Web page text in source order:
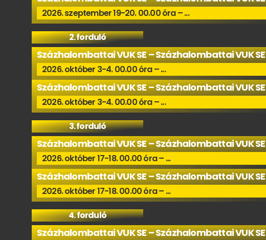
2026. szeptember 19-20. 00.00 óra – ...
2. forduló
Százhalombattai VUK SE – Százhalombattai VUK SE
2026. október 3-4. 00.00 óra – ...
Százhalombattai VUK SE – Százhalombattai VUK SE
2026. október 3-4. 00.00 óra – ...
3. forduló
Százhalombattai VUK SE – Százhalombattai VUK SE
2026. október 17-18. 00.00 óra – ...
Százhalombattai VUK SE – Százhalombattai VUK SE
2026. október 17-18. 00.00 óra – ...
4. forduló
Százhalombattai VUK SE – Százhalombattai VUK SE